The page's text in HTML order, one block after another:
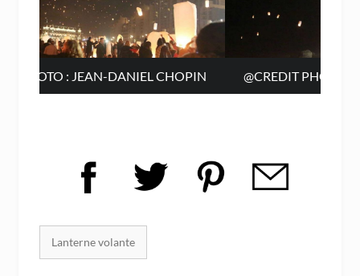
@CREDIT PHOTO : JEAN-DANIEL CHOPIN
Mots clés :
Lanterne volante